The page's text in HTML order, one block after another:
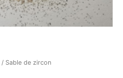
/ Sable de zircon